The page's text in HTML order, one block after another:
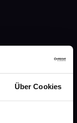
Über Cookies